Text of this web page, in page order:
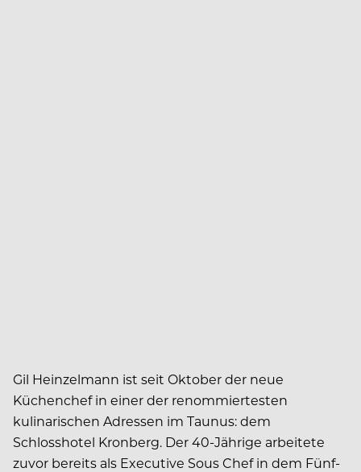
Gil Heinzelmann ist seit Oktober der neue
Küchenchef in einer der renommiertesten
kulinarischen Adressen im Taunus: dem
Schlosshotel Kronberg. Der 40-Jährige arbeitete
zuvor bereits als Executive Sous Chef in dem Fünf-